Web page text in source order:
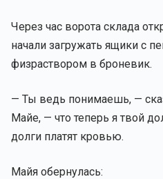
Через час ворота склада
начали загружать ящики с
физраствором в броневик.
— Ты ведь понимаешь, —
Майе, — что теперь я твой
долги платят кровью.
Майя обернулась: